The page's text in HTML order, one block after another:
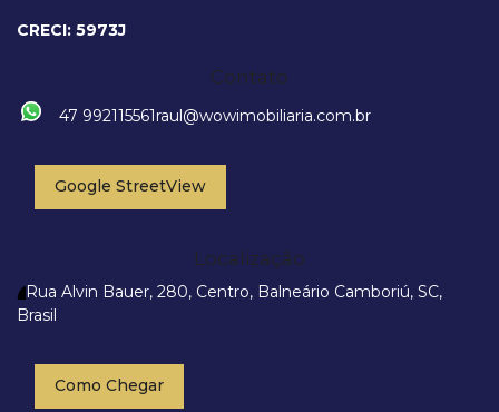
CRECI: 5973J
Contato
47 992115561raul@wowimobiliaria.com.br
Google StreetView
Localização
Rua Alvin Bauer, 280, Centro, Balneário Camboriú, SC,
Brasil
Como Chegar